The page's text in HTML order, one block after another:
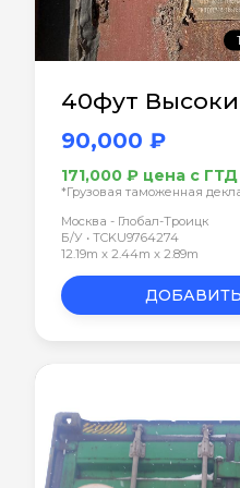
40фут
90,000 ₽
171,000 ₽ цена с ГТД
*Грузовая таможенная
Москва - Глобал-Троицк
Б/У • TCKU9764274
12.19m x 2.44m x 2.89m